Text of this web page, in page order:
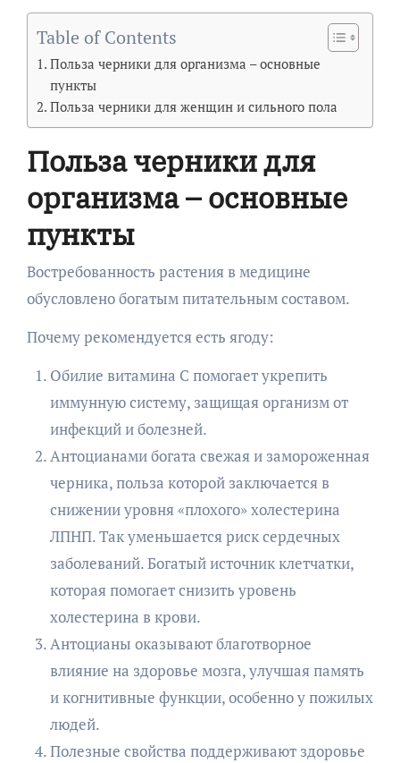
Table of Contents
Польза черники для организма – основные
пункты
Польза черники для женщин и сильного пола
Польза черники для
организма – основные
пункты
Востребованность растения в медицине
обусловлено богатым питательным составом.
Почему рекомендуется есть ягоду:
Обилие витамина С помогает укрепить
иммунную систему, защищая организм от
инфекций и болезней.
Антоцианами богата свежая и замороженная
черника, польза которой заключается в
снижении уровня «плохого» холестерина
ЛПНП. Так уменьшается риск сердечных
заболеваний. Богатый источник клетчатки,
которая помогает снизить уровень
холестерина в крови.
Антоцианы оказывают благотворное
влияние на здоровье мозга, улучшая память
и когнитивные функции, особенно у пожилых
людей.
Полезные свойства поддерживают здоровье